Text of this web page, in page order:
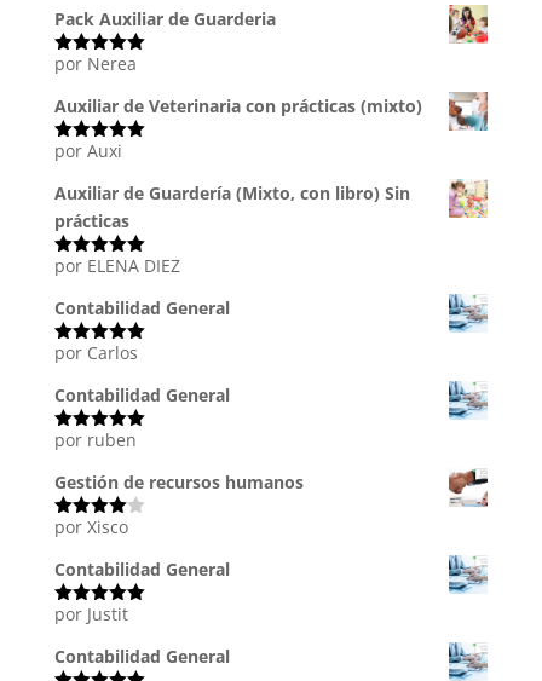
Pack Auxiliar de Guarderia
Valorado
por Nerea
Auxiliar de Veterinaria con prácticas (mixto)
Valorado
por Auxi
Auxiliar de Guardería (Mixto, con libro) Sin
prácticas
Valorado
por ELENA DIEZ
Contabilidad General
Valorado
por Carlos
Contabilidad General
Valorado
por ruben
Gestión de recursos humanos
Valorado
5
por Xisco
Contabilidad General
Valorado
por Justit
Contabilidad General